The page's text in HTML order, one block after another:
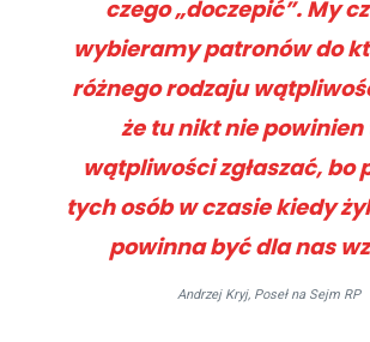
czego „doczepić”. My
wybieramy patronów do
różnego rodzaju
że tu nikt nie
wątpliwości zgłaszać, bo
tych osób w czasie kiedy
powinna być dla nas
Andrzej Kryj, Poseł na Sejm RP